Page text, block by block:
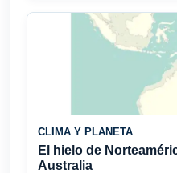
CLIMA Y PLANETA
El hielo de
Australia